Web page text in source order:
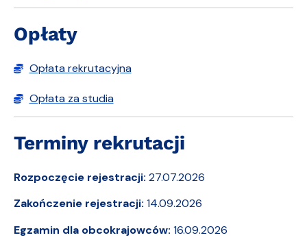
Opłaty
Opłata rekrutacyjna
Opłata za studia
Terminy rekrutacji
Rozpoczęcie rejestracji: 27.07.2026
Zakończenie rejestracji: 14.09.2026
Egzamin dla obcokrajowców: 16.09.2026